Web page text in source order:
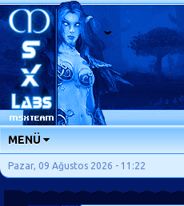
MENÜ
ANA SAYFA
FORUMLAR
Pazar, 09 Ağustos 2026 - 11:22